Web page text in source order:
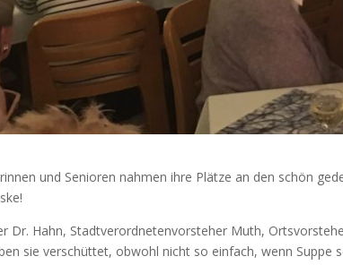
und Senioren nahmen ihre Plätze an den schön
Dr. Hahn, Stadtverordnetenvorsteher Muth,
sie verschüttet, obwohl nicht so einfach, wenn Suppe